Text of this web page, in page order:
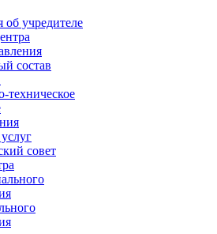
учредителе
состав
техническое
совет